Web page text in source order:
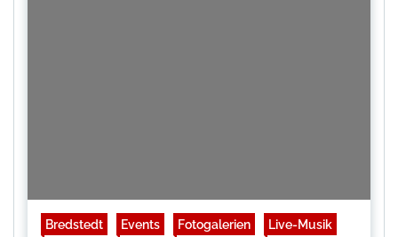
Bredstedt Events Fotogalerien Live-Musik